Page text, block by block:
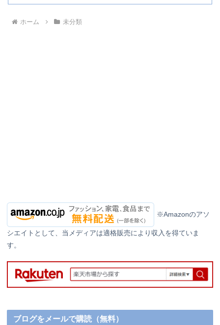
ホーム 未分類
※Amazonのアソ
シエイトとして、当メディアは適格販売により収入を得ていま
す。
ブログをメールで購読（無料）